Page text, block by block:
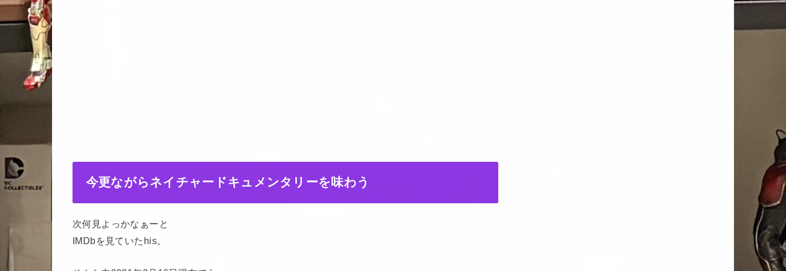
今更ながらネイチャードキュメンタリーを味わう
次何見よっかなぁーと
IMDbを見ていたhis。